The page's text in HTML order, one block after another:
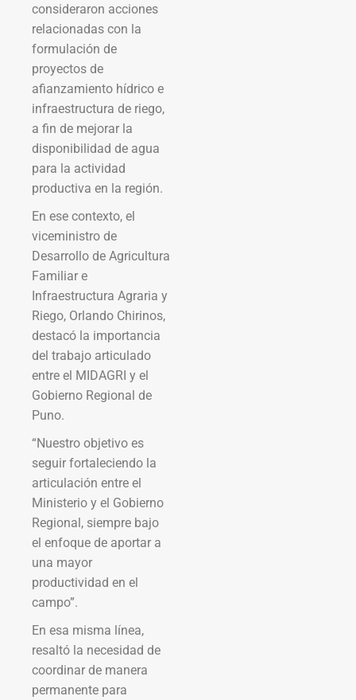
consideraron acciones
relacionadas con la
formulación de
proyectos de
afianzamiento hídrico e
infraestructura de riego,
a fin de mejorar la
disponibilidad de agua
para la actividad
productiva en la región.
En ese contexto, el
viceministro de
Desarrollo de Agricultura
Familiar e
Infraestructura Agraria y
Riego, Orlando Chirinos,
destacó la importancia
del trabajo articulado
entre el MIDAGRI y el
Gobierno Regional de
Puno.
“Nuestro objetivo es
seguir fortaleciendo la
articulación entre el
Ministerio y el Gobierno
Regional, siempre bajo
el enfoque de aportar a
una mayor
productividad en el
campo”.
En esa misma línea,
resaltó la necesidad de
coordinar de manera
permanente para